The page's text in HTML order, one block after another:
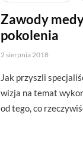
Zawody
pokolenia
2 sierpnia 2018
Jak przyszli
wizja na temat
od tego, co